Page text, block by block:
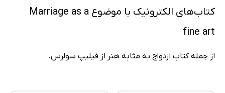
کتاب‌های الکترونیک با موضوع Marriage as a
fine art
از جمله کتاب ازدواج به مثابه هنر از فیلیپ سولرس.